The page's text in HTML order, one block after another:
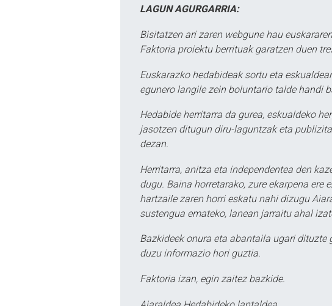
LAGUN AGURGARRIA:
Bisitatzen ari zaren webgune hau
Faktoria proiektu berrituak garatzen duen
Euskarazko hedabideak sortu eta
egunero langile zein boluntario talde handi
Hedabide herritarra da gurea, eskualdeko
jasotzen ditugun diru-laguntzak eta
dezan.
Herritarra, anitza eta independentea den
dugu. Baina horretarako, zure ekarpena ere
hartzaile zaren horri eskatu nahi dizugu
sustengua emateko, lanean jarraitu ahal
Bazkideek onura eta abantaila ugari
duzu informazio hori guztia.
Faktoria izan, egin zaitez bazkide.